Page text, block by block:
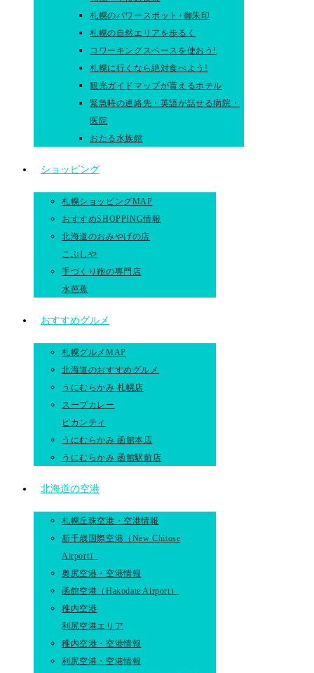
札幌のパワースポット+御朱印
札幌の自然エリアを歩るく
コワーキングスペースを使おう!
札幌に行くなら絶対食べよう!
観光ガイドマップが貰えるホテル
緊急時の連絡先・英語が話せる病院・
医院
おたる水族館
ショッピング
札幌ショッピングMAP
おすすめSHOPPING情報
北海道のおみやげの店
こぶしや
手づくり鞄の専門店
水芭蕉
おすすめグルメ
札幌グルメMAP
北海道のおすすめグルメ
うにむらかみ 札幌店
スープカレー
ピカンティ
うにむらかみ 函館本店
うにむらかみ 函館駅前店
北海道の空港
札幌丘珠空港・空港情報
新千歳国際空港（New Chitose
Airport）
奥尻空港・空港情報
函館空港（Hakodate Airport）
稚内空港
利尻空港エリア
稚内空港・空港情報
利尻空港・空港情報